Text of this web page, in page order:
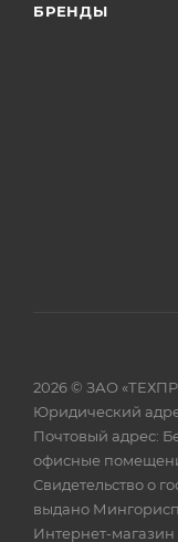
БРЕНДЫ
2026 © ЗАО
Юридический
Почтовый адрес:
офисные
Свидетельство о
выдано
Интернет-магазин